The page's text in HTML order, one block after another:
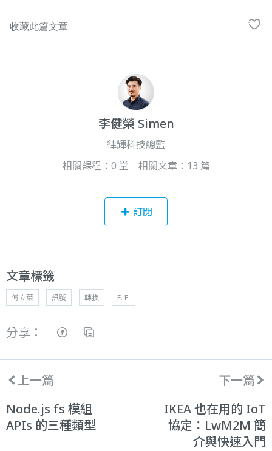
李健榮 Simen
律輝科技總監
相關課程：0 堂｜相關文章：13 篇
訂閱
文章標籤
傅立葉 訊號 轉換 E. E.
分享：
上一篇
Node.js fs 模組
APIs 的三種類型
下一篇
IKEA 也在用的 IoT
協定：LwM2M 簡
介與快速入門